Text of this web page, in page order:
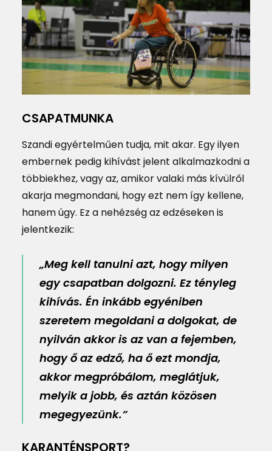
CSAPATMUNKA
Szandi egyértelműen tudja, mit akar. Egy ilyen
embernek pedig kihívást jelent alkalmazkodni a
többiekhez, vagy az, amikor valaki más kívülről
akarja megmondani, hogy ezt nem így kellene,
hanem úgy. Ez a nehézség az edzéseken is
jelentkezik:
„Meg kell tanulni azt, hogy milyen
egy csapatban dolgozni. Ez tényleg
kihívás. Én inkább egyéniben
szeretem megoldani a dolgokat, de
nyilván akkor is az van a fejemben,
hogy ő az edző, ha ő ezt mondja,
akkor megpróbálom, meglátjuk,
melyik a jobb, és aztán közösen
megegyezünk.”
KARANTÉNSPORT?